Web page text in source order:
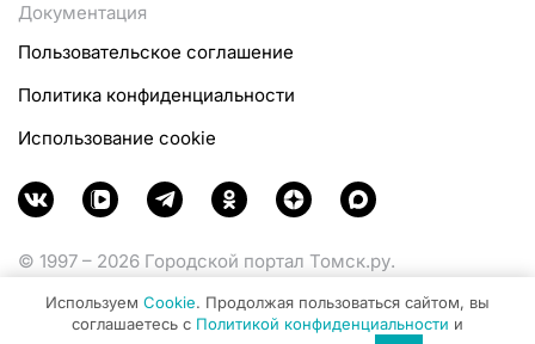
Документация
Пользовательское соглашение
Политика конфиденциальности
Использование cookie
© 1997 – 2026 Городской портал Томск.ру.
Министерства цифрового развития, связи и массовых
коммуникаций Российской Федерации.
Используем Cookie. Продолжая пользоваться сайтом, вы
соглашаетесь с Политикой конфиденциальности и